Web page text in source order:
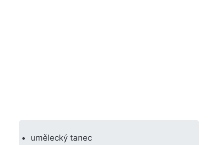
umělecký tanec